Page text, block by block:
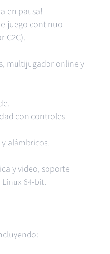
en pausa!
juego continuo
C2C).
multijugador online y
con controles
alámbricos.
y video, soporte
64-bit.